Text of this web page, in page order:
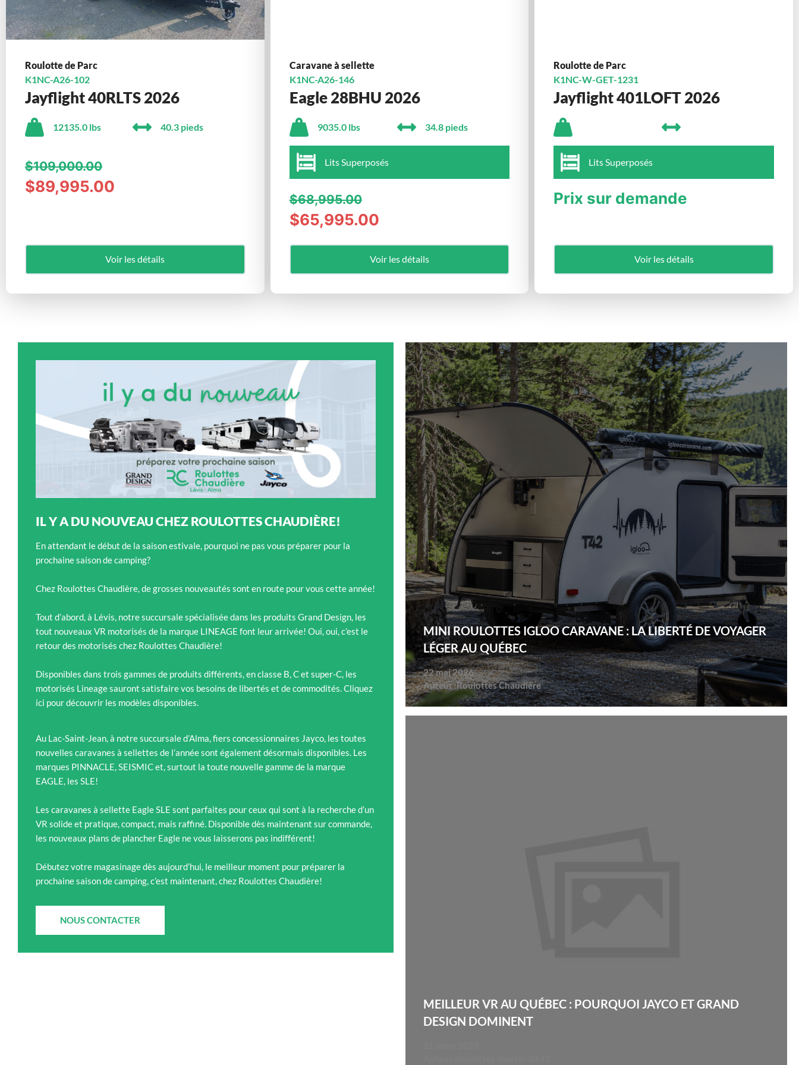
Roulotte de Parc
K1NC-A26-102
Jayflight 40RLTS 2026
12135.0 lbs 40.3 pieds
$109,000.00
$89,995.00
Voir les détails
Caravane à sellette
K1NC-A26-146
Eagle 28BHU 2026
9035.0 lbs 34.8 pieds
Lits Superposés
$68,995.00
$65,995.00
Voir les détails
Roulotte de Parc
K1NC-W-GET-1231
Jayflight 401LOFT 2026
Lits Superposés
Prix sur demande
Voir les détails
IL Y A DU NOUVEAU CHEZ ROULOTTES CHAUDIÈRE!
En attendant le début de la saison estivale, pourquoi ne pas vous préparer pour la
prochaine saison de camping?
Chez Roulottes Chaudière, de grosses nouveautés sont en route pour vous cette année!
Tout d’abord, à Lévis, notre succursale spécialisée dans les produits Grand Design, les
tout nouveaux VR motorisés de la marque LINEAGE font leur arrivée! Oui, oui, c’est le
retour des motorisés chez Roulottes Chaudière!
Disponibles dans trois gammes de produits différents, en classe B, C et super-C, les
motorisés Lineage sauront satisfaire vos besoins de libertés et de commodités. Cliquez
ici pour découvrir les modèles disponibles.
Au Lac-Saint-Jean, à notre succursale d’Alma, fiers concessionnaires Jayco, les toutes
nouvelles caravanes à sellettes de l’année sont également désormais disponibles. Les
marques PINNACLE, SEISMIC et, surtout la toute nouvelle gamme de la marque
EAGLE, les SLE!
Les caravanes à sellette Eagle SLE sont parfaites pour ceux qui sont à la recherche d’un
VR solide et pratique, compact, mais raffiné. Disponible dès maintenant sur commande,
les nouveaux plans de plancher Eagle ne vous laisserons pas indifférent!
Débutez votre magasinage dès aujourd’hui, le meilleur moment pour préparer la
prochaine saison de camping, c’est maintenant, chez Roulottes Chaudière!
NOUS CONTACTER
MINI ROULOTTES IGLOO CARAVANE : LA LIBERTÉ DE VOYAGER
LÉGER AU QUÉBEC
22 mai 2026
Auteur :Roulottes Chaudière
MEILLEUR VR AU QUÉBEC : POURQUOI JAYCO ET GRAND
DESIGN DOMINENT